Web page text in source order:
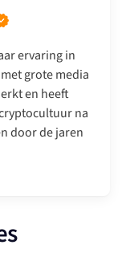
ervaring in
grote media
en heeft
na
door de jaren